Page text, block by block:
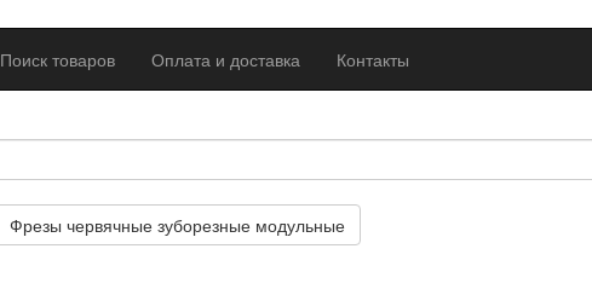
Поиск товаров Оплата и доставка Контакты
Фрезы червячные зуборезные модульные